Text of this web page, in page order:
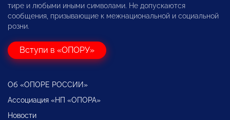
тире и любыми иными символами. Не допускаются
сообщения, призывающие к межнациональной и социальной
розни.
Вступи в «ОПОРУ»
Об «ОПОРЕ РОССИИ»
Ассоциация «НП «ОПОРА»
Новости